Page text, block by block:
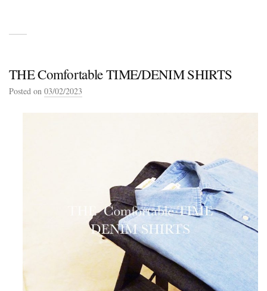
THE Comfortable TIME/DENIM SHIRTS
Posted on 03/02/2023